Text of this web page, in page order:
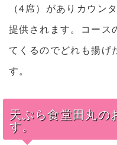
（4席）がありカウン
提供されます。コース
てくるのでどれも揚げ
す。
天ぷら食堂田丸の
す。